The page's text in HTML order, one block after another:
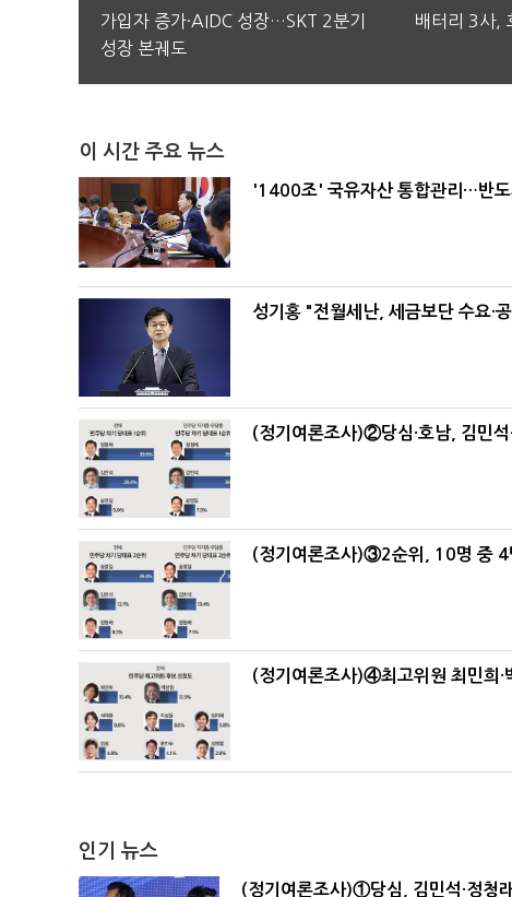
가입자 증가·AIDC 성장…SKT 2분기
성장 본궤도
배터리 3사,
이 시간 주요 뉴스
'1400조' 국유자산 통합관리…반도
성기홍 "전월세난, 세금보단 수요·
(정기여론조사)②당심·호남, 김민
(정기여론조사)③2순위, 10명 중
(정기여론조사)④최고위원 최민희·
인기 뉴스
(정기여론조사)①당심, 김민석·정